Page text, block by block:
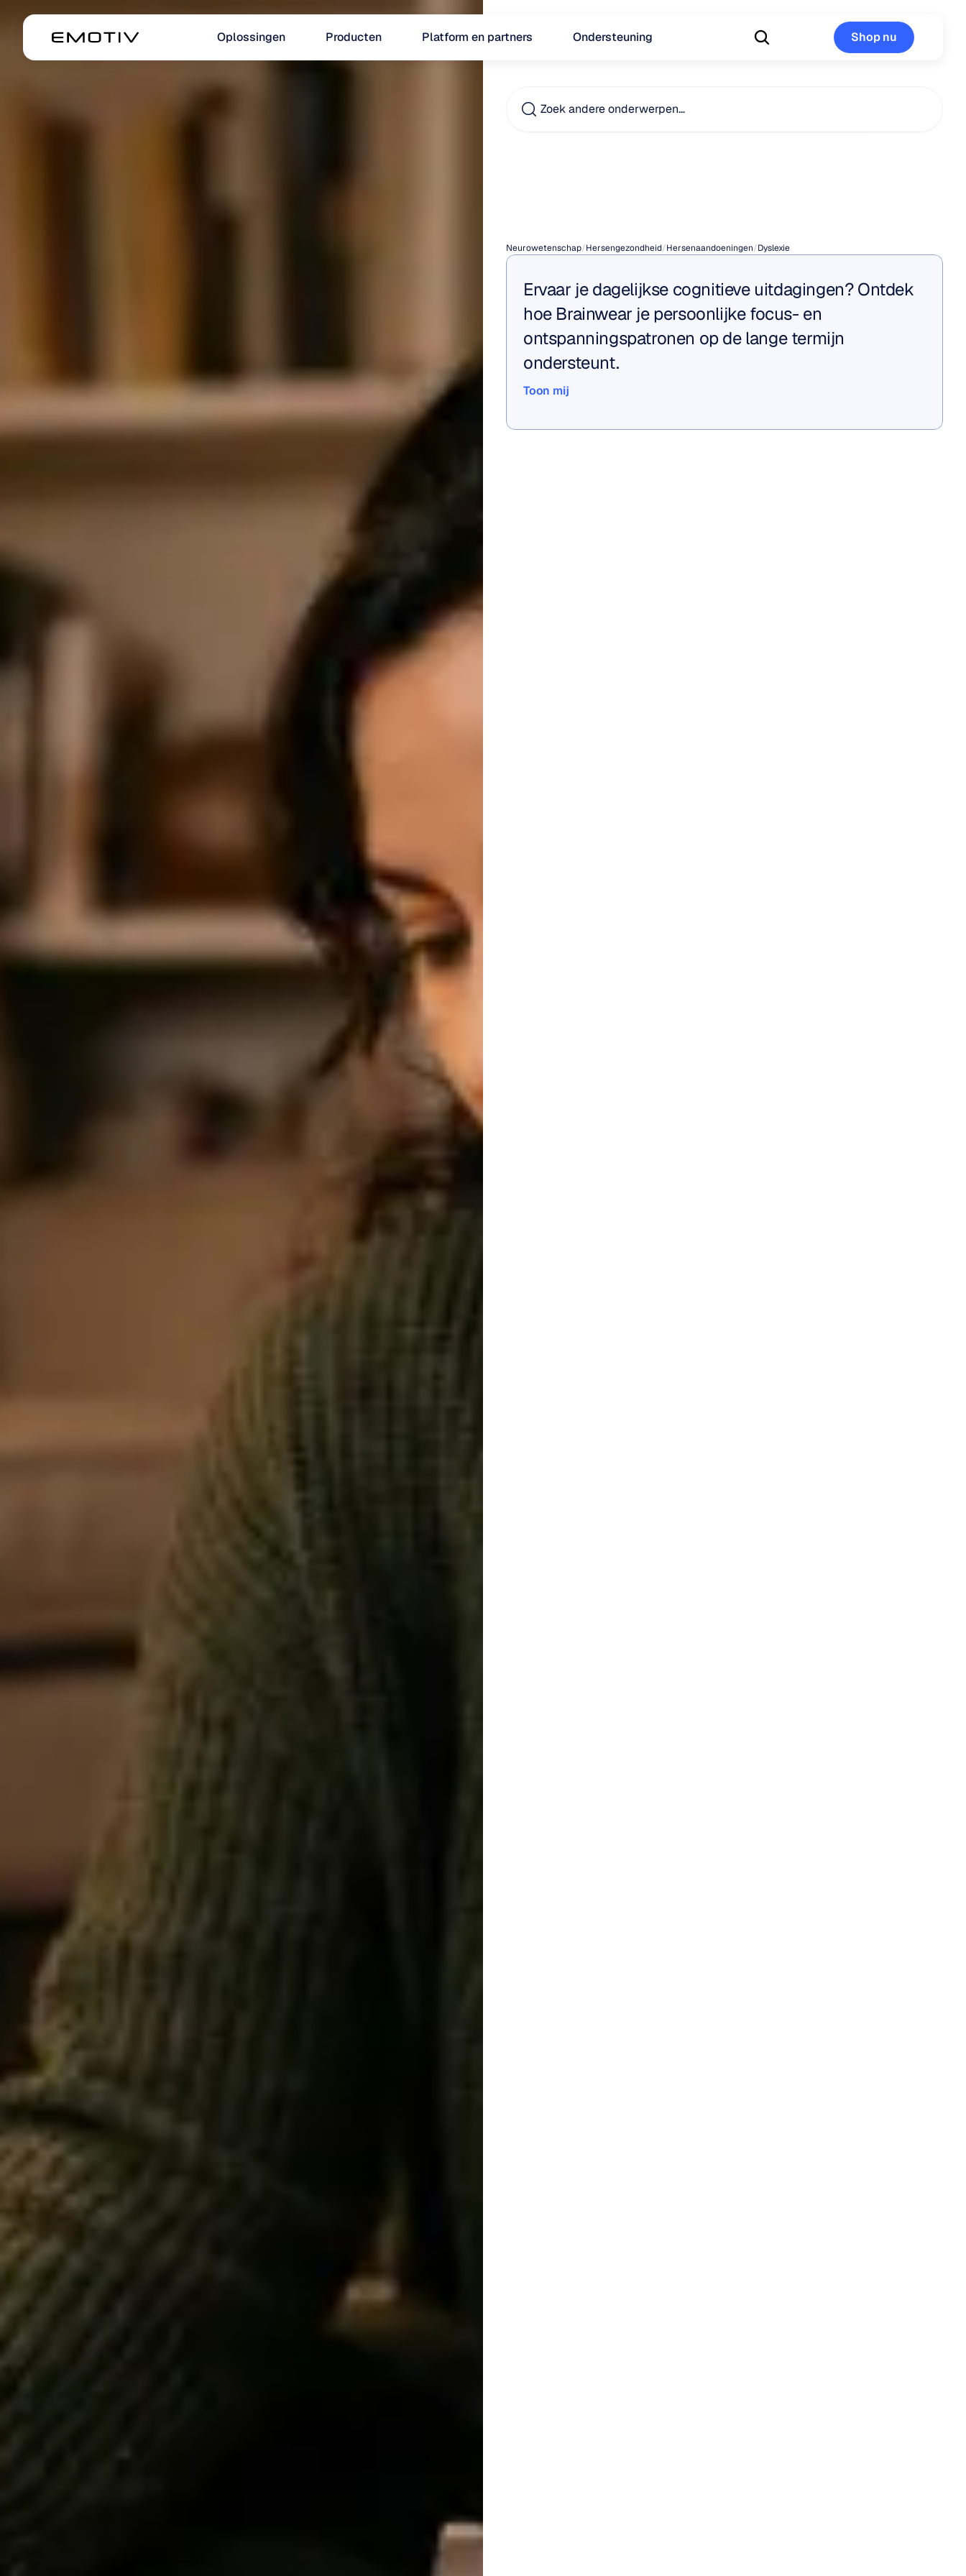
Oplossingen Producten Platform en partners Ondersteuning
Shop nu
Zoek andere onderwerpen…
Neurowetenschap/Hersengezondheid/Hersenaandoeningen/Dyslexie
Ervaar je dagelijkse cognitieve uitdagingen? Ontdek
hoe Brainwear je persoonlijke focus- en
ontspanningspatronen op de lange termijn
ondersteunt.
Toon mij